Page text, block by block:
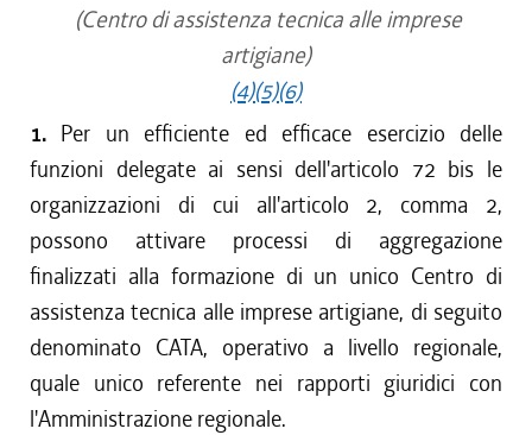
(Centro di assistenza tecnica alle imprese
artigiane)
(4)(5)(6)
1. Per un efficiente ed efficace esercizio delle
funzioni delegate ai sensi dell'articolo 72 bis le
organizzazioni di cui all'articolo 2, comma 2,
possono attivare processi di aggregazione
finalizzati alla formazione di un unico Centro di
assistenza tecnica alle imprese artigiane, di seguito
denominato CATA, operativo a livello regionale,
quale unico referente nei rapporti giuridici con
l'Amministrazione regionale.